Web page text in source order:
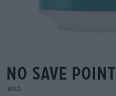
no save point
BRLO